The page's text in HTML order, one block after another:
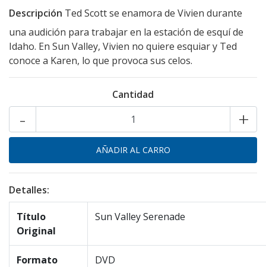
Descripción Ted Scott se enamora de Vivien durante
una audición para trabajar en la estación de esquí de
Idaho. En Sun Valley, Vivien no quiere esquiar y Ted
conoce a Karen, lo que provoca sus celos.
Cantidad
+
-
Detalles:
Título
Original
Sun Valley Serenade
Formato DVD